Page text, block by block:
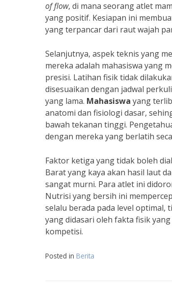
of flow, di mana seorang atlet
yang positif. Kesiapan ini
yang terpancar dari raut wajah
Selanjutnya, aspek teknis yang
mereka adalah mahasiswa yang
presisi. Latihan fisik tidak
disesuaikan dengan jadwal
yang lama. Mahasiswa yang
anatomi dan fisiologi dasar,
bawah tekanan tinggi.
dengan mereka yang berlatih
Faktor ketiga yang tidak boleh
Barat yang kaya akan hasil laut
sangat murni. Para atlet ini
Nutrisi yang bersih ini
selalu berada pada level optimal,
yang didasari oleh fakta fisik
kompetisi.
Posted in Berita